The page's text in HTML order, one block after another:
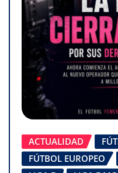
ACTUALIDAD
FÚTBOL EUROPEO